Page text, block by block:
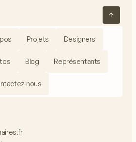
Projets Designers
Blog Représentants
nous